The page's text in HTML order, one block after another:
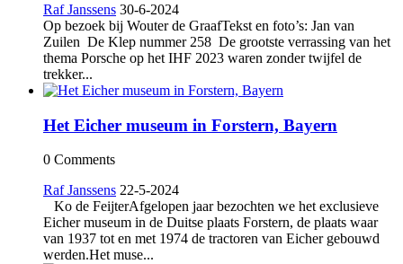
Raf Janssens 30-6-2024
Op bezoek bij Wouter de GraafTekst en foto’s: Jan van
Zuilen De Klep nummer 258 De grootste verrassing van het
thema Porsche op het IHF 2023 waren zonder twijfel de
trekker...
Het Eicher museum in Forstern, Bayern
0 Comments
Raf Janssens 22-5-2024
Ko de FeijterAfgelopen jaar bezochten we het exclusieve
Eicher museum in de Duitse plaats Forstern, de plaats waar
van 1937 tot en met 1974 de tractoren van Eicher gebouwd
werden.Het muse...